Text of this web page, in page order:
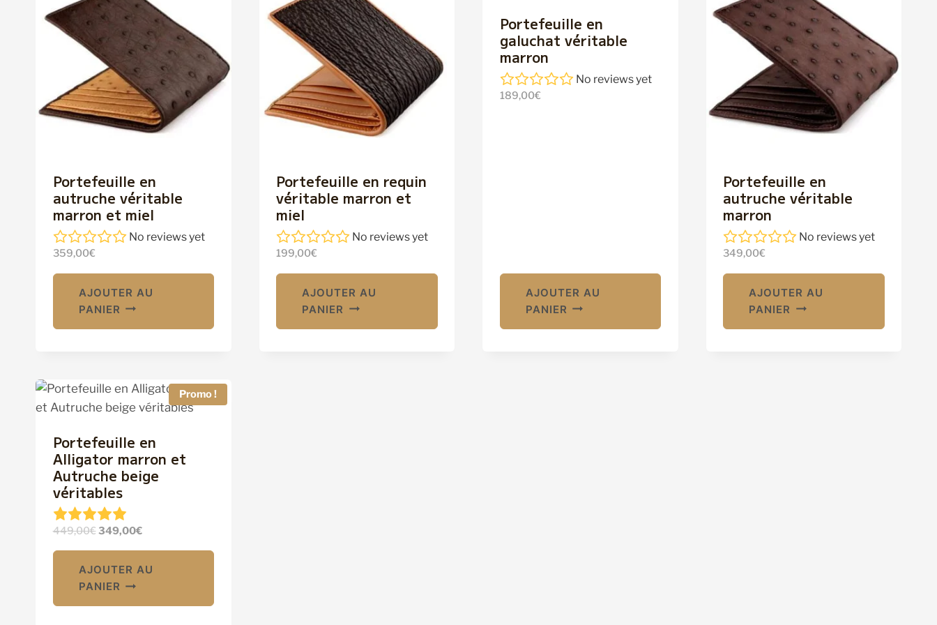
Portefeuille en
autruche véritable
marron et miel
No reviews yet
359,00€
AJOUTER AU
PANIER
Portefeuille en requin
véritable marron et
miel
No reviews yet
199,00€
AJOUTER AU
PANIER
Portefeuille en
galuchat véritable
marron
No reviews yet
189,00€
AJOUTER AU
PANIER
Portefeuille en
autruche véritable
marron
No reviews yet
349,00€
AJOUTER AU
PANIER
Promo !
Portefeuille en
Alligator marron et
Autruche beige
véritables
449,00€ Le
449,00€.
349,00€Le
AJOUTER AU
PANIER